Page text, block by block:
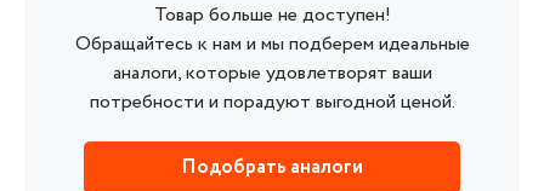
Товар больше не доступен!
Обращайтесь к нам и мы подберем идеальные
аналоги, которые удовлетворят ваши
потребности и порадуют выгодной ценой.
Подобрать аналоги